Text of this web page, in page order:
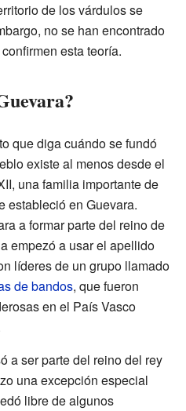
de los várdulos se
no se han encontrado
esta teoría.
que diga cuándo se fundó
existe al menos desde el
una familia importante de
estableció en Guevara.
a formar parte del reino de
empezó a usar el apellido
líderes de un grupo llamado
de bandos, que fueron
en el País Vasco
a ser parte del reino del rey
una excepción especial
libre de algunos